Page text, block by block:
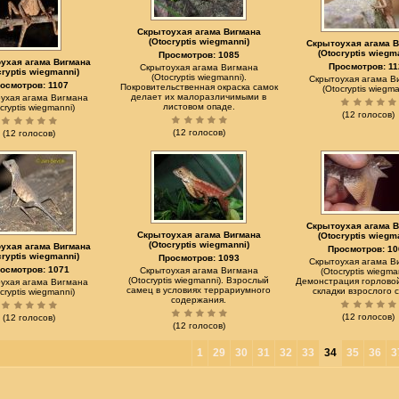
агама Вигмана
wiegmanni)
1107
агама Вигмана
wiegmanni)
(12 голосов)
Скрытоухая агама Вигмана
(Otocryptis wiegmanni)
Просмотров: 1085
Скрытоухая агама Вигмана
(Otocryptis wiegmanni).
Покровительственная окраска самок
делает их малоразличимыми в
листовом опаде.
(12 голосов)
Скрытоухая агама
(Otocryptis
Просмотров:
Скрытоухая агама
(Otocryptis
(12 голосов)
агама Вигмана
wiegmanni)
1071
агама Вигмана
wiegmanni)
(12 голосов)
Скрытоухая агама Вигмана
(Otocryptis wiegmanni)
Просмотров: 1093
Скрытоухая агама Вигмана
(Otocryptis wiegmanni). Взрослый
самец в условиях террариумного
содержания.
(12 голосов)
Скрытоухая агама
(Otocryptis
Просмотров:
Скрытоухая агама
(Otocryptis
Демонстрация
складки взрослого
(12 голосов)
1 29 30 31 32 33 34 35 36